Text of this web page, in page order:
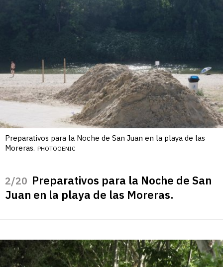
Preparativos para la Noche de San Juan en la playa de las
Moreras. PHOTOGENIC
/20 Preparativos para la Noche de San
Juan en la playa de las Moreras.